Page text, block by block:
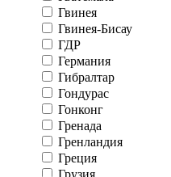
Гвинея
Гвинея-Бисау
ГДР
Германия
Гибралтар
Гондурас
Гонконг
Гренада
Гренландия
Греция
Грузия